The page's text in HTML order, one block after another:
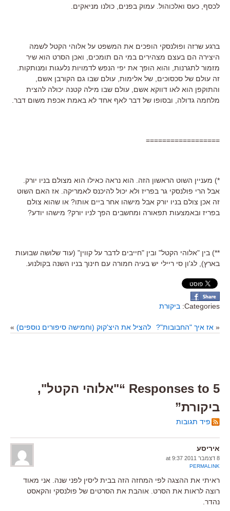
לכסף, כעס ואלכוהול. עמוק בפנים, כולנו מניאקים.
ברגע שרזה ופולנסקי הופכים את המשפט על אלוהי הקטל לשמה
היצירה הם בעצם מצהירים במי הם תומכים, ואכן הסרט הוא שיר
מזמור לתגרנות, והוא הופך את יפי הנפש לדמויות נלעגות ומנותקות.
זה עולם של סכסוכים, של אלימות, עולם שבו גם הקורבן אשם,
והתוקפן הוא לאו דווקא אשם, עולם שבו מילה קטנה יכולה להצית
מלחמה גדולה, ובסופו של דבר לאף אחד לא באמת אכפת משום דבר.
==================
*) מעניין השוט הראשון הזה. הוא נראה כאילו הוא מצולם בניו יורק.
אבל הרי פולנסקי גר בפריז ולא יכול להיכנס לאמריקה. אז האם השוט
זה אכן צולם בניו יורק אבל מישהו אחר ביים אותו? או שהוא צולם
בפריז ובאמצעות תפאורה ומחשבים הפך לניו יורק? מישהו יודע?
**) בין "אלוהי הקטל" ובין "חייבים לדבר על קווין" (עוד שלושה שבועות
בארץ), לג'ון סי ריילי יש בעיה חמורה עם חינוך בניו השנה בקולנוע.
Categories: ביקורת
« אז איך "החבובות"? להציל את היצ'קוק (וחמישה סיפורים נוספים) »
5 Responses to “"אלוהי הקטל",
ביקורת”
פיד תגובות
איריסע
8 דצמבר 2011 at 9:37
PERMALINK
ראיתי את ההצגה לפי המחזה הזה בבית ליסין לפני שנה. אני מאוד
רוצה לראות את הסרט. אוהבת את הסרטים של פולנסקי והקאסט
נהדר.